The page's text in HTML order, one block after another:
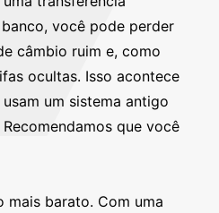
você pode perder
câmbio ruim e, como
ocultas. Isso acontece
um sistema antigo
que você
mais barato. Com uma